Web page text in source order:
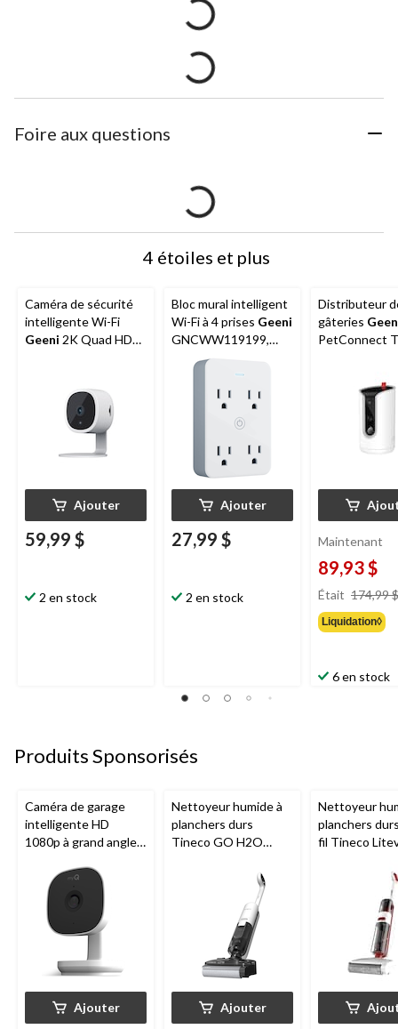
Foire aux questions
4 étoiles et plus
Caméra de sécurité
intelligente Wi-Fi
Geeni 2K Quad HD
Ajouter
59,99 $
2 en stock
Bloc mural intelligent
Wi-Fi à 4 prises Geeni
GNCWW119199,
blanc
Ajouter
27,99 $
2 en stock
Distributeur
gâteries
PetConnect
Maintenant
89,93 $
Était 174,99 $
Liquidation◊
6 en stock
Produits Sponsorisés
Caméra de garage
intelligente HD
1080p à grand angle
nocturne, résistante
aux intempéries
Ajouter
Nettoyeur humide à
planchers durs
Tineco GO H2O
Ajouter
Nettoyeur
planchers
fil Tineco